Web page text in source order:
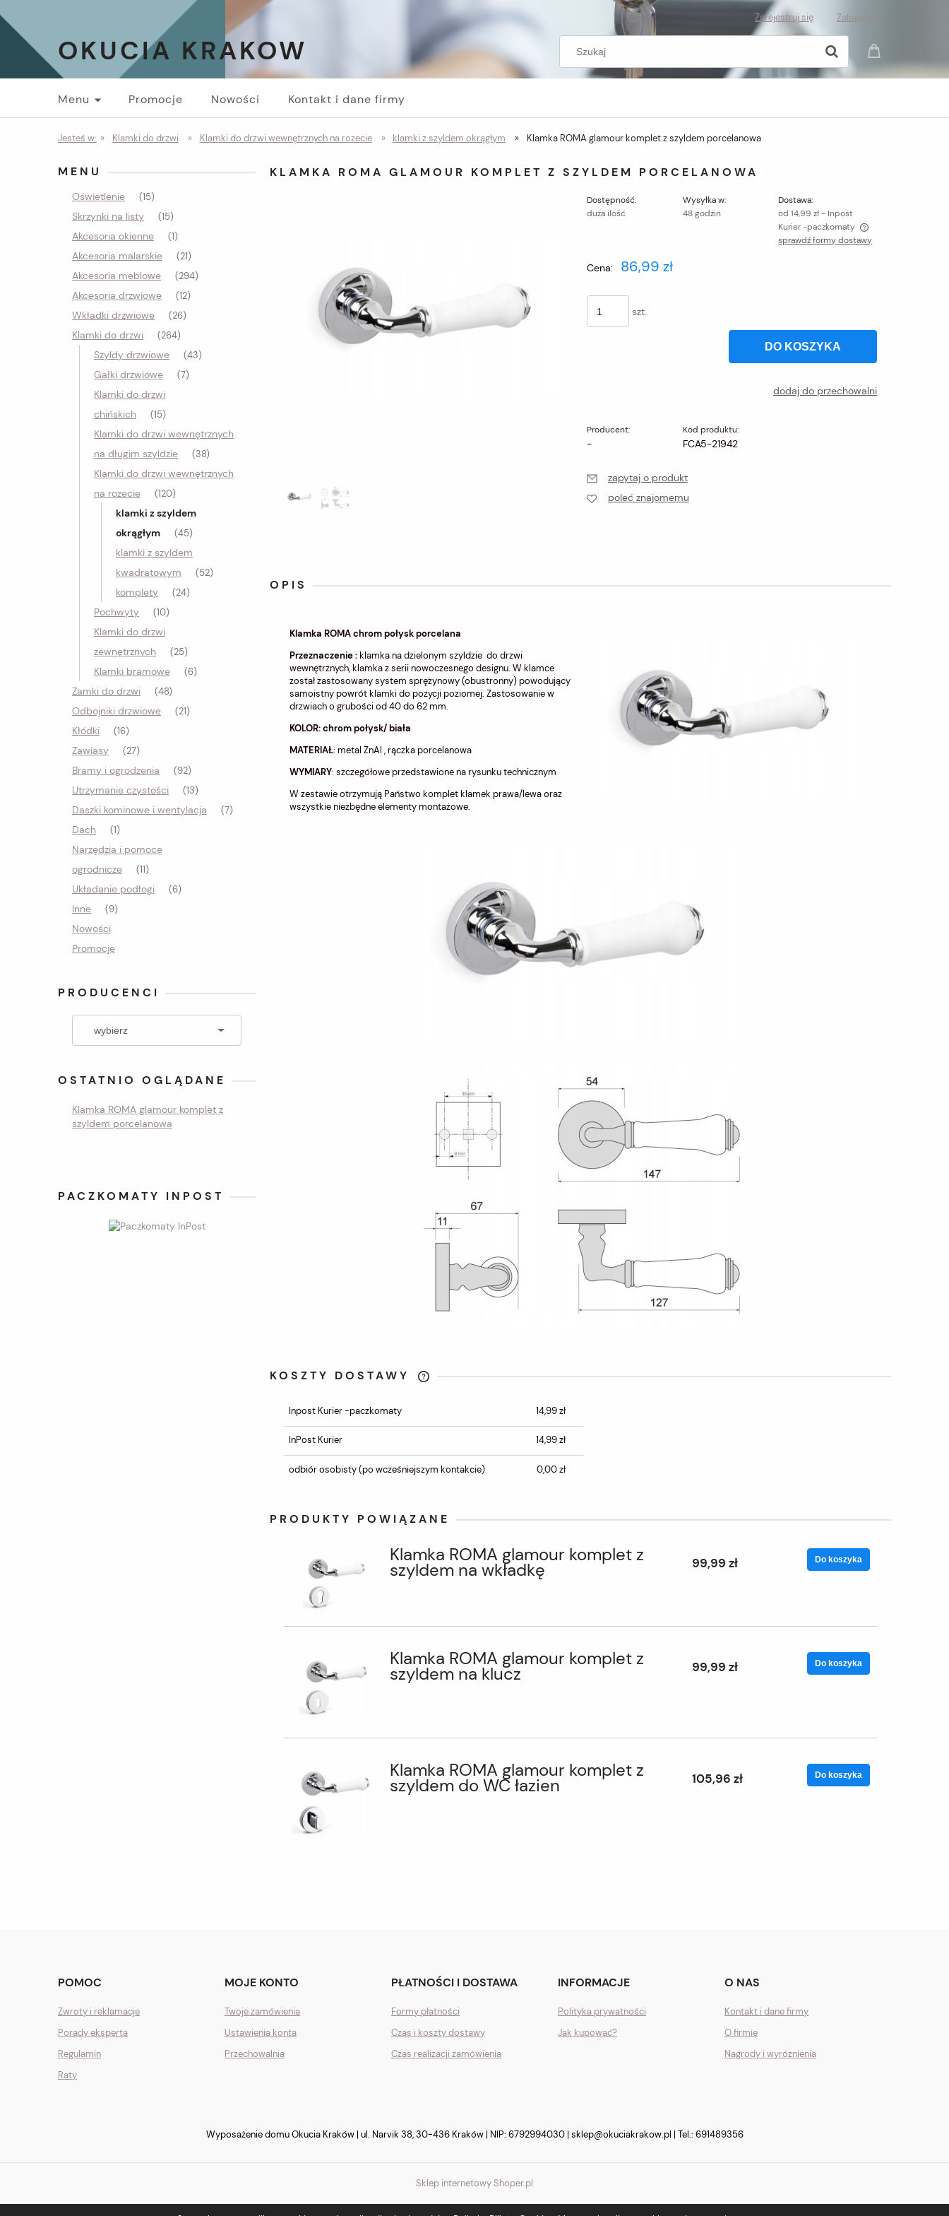
Zarejestruj się Zaloguj się
OKUCIA KRAKOW
Menu Promocje Nowości Kontakt i dane firmy
Jesteś w: » Klamki do drzwi » Klamki do drzwi wewnętrznych na rozecie » klamki z szyldem okrągłym » Klamka ROMA glamour komplet z szyldem porcelanowa
MENU
Oświetlenie (15)
Skrzynki na listy (15)
Akcesoria okienne (1)
Akcesoria malarskie (21)
Akcesoria meblowe (294)
Akcesoria drzwiowe (12)
Wkładki drzwiowe (26)
Klamki do drzwi (264)
Szyldy drzwiowe (43)
Gałki drzwiowe (7)
Klamki do drzwi
chińskich
(15)
Klamki do drzwi wewnętrznych
na długim szyldzie
(38)
Klamki do drzwi wewnętrznych
na rozecie
(120)
klamki z szyldem
okrągłym
(45)
klamki z szyldem
kwadratowym
(52)
komplety (24)
Pochwyty (10)
Klamki do drzwi
zewnętrznych
(25)
Klamki bramowe (6)
Zamki do drzwi (48)
Odbojniki drzwiowe (21)
Kłódki (16)
Zawiasy (27)
Bramy i ogrodzenia (92)
Utrzymanie czystości (13)
Daszki kominowe i wentylacja (7)
Dach (1)
Narzędzia i pomoce
ogrodnicze
(11)
Układanie podłogi (6)
Inne (9)
Nowości
Promocje
PRODUCENCI
OSTATNIO OGLĄDANE
Klamka ROMA glamour komplet z
szyldem porcelanowa
PACZKOMATY INPOST
KLAMKA ROMA GLAMOUR KOMPLET Z SZYLDEM PORCELANOWA
Dostępność:
duża ilość
Wysyłka w:
48 godzin
Dostawa:
od 14,99 zł - Inpost
Kurier -paczkomaty
sprawdź formy dostawy
Cena: 86,99 zł
szt.
DO KOSZYKA
dodaj do przechowalni
Producent:
-
Kod produktu:
FCA5-21942
zapytaj o produkt
poleć znajomemu
OPIS
Klamka ROMA chrom połysk porcelana
Przeznaczenie :klamka na dzielonym szyldzie do drzwi
wewnętrznych, klamka z serii nowoczesnego designu. W klamce
został zastosowany system sprężynowy (obustronny) powodujący
samoistny powrót klamki do pozycji poziomej. Zastosowanie w
drzwiach o grubości od 40 do 62 mm.
KOLOR: chrom połysk/ biała
MATERIAŁ: metal ZnAl , rączka porcelanowa
WYMIARY: szczegółowe przedstawione na rysunku technicznym
W zestawie otrzymują Państwo komplet klamek prawa/lewa oraz
wszystkie niezbędne elementy montażowe.
KOSZTY DOSTAWY
CENA NIE ZAWIERA
Inpost Kurier -paczkomaty 14,99 zł
InPost Kurier 14,99 zł
odbiór osobisty(po wcześniejszym kontakcie) 0,00 zł
PRODUKTY POWIĄZANE
Klamka ROMA glamour komplet z
szyldem na wkładkę 99,99 zł Do koszyka
Klamka ROMA glamour komplet z
szyldem na klucz 99,99 zł Do koszyka
Klamka ROMA glamour komplet z
szyldem do WC łazien 105,96 zł Do koszyka
POMOC
Zwroty i reklamacje
Porady eksperta
Regulamin
Raty
MOJE KONTO
Twoje zamówienia
Ustawienia konta
Przechowalnia
PŁATNOŚCI I DOSTAWA
Formy płatności
Czas i koszty dostawy
Czas realizacji zamówienia
INFORMACJE
Polityka prywatności
Jak kupować?
O NAS
Kontakt i dane firmy
O firmie
Nagrody i wyróżnienia
Wyposażenie domu Okucia Kraków | ul. Narvik 38, 30-436 Kraków | NIP: 6792994030 | sklep@okuciakrakow.pl | Tel.: 691489356
Sklep internetowy Shoper.pl